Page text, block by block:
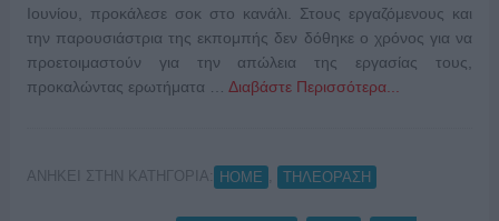
Ιουνίου, προκάλεσε σοκ στο κανάλι. Στους εργαζόμενους και
την παρουσιάστρια της εκπομπής δεν δόθηκε ο χρόνος για να
προετοιμαστούν για την απώλεια της εργασίας τους,
προκαλώντας ερωτήματα … Διαβάστε Περισσότερα...
ΑΝΗΚΕΙ ΣΤΗΝ ΚΑΤΗΓΟΡΙΑ: HOME ΤΗΛΕΟΡΑΣΗ